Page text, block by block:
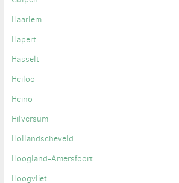
Haarlem
Hapert
Hasselt
Heiloo
Heino
Hilversum
Hollandscheveld
Hoogland-Amersfoort
Hoogvliet